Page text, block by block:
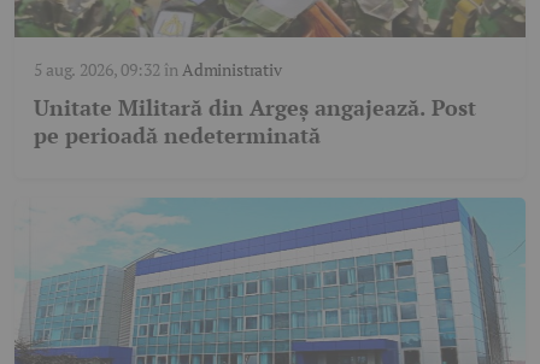
5 aug. 2026, 09:32 înAdministrativ
Unitate Militară din Argeș angajează. Post
pe perioadă nedeterminată